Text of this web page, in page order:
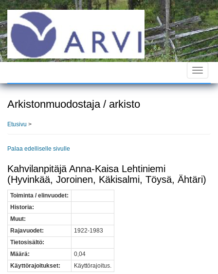
Hyppää
pääsisältöön
Toggle
Arkistonmuodostaja / arkisto
Etusivu >
Palaa edelliselle sivulle
Kahvilanpitäjä Anna-Kaisa Lehtiniemi
(Hyvinkää, Joroinen, Käkisalmi, Töysä, Ähtäri)
Toiminta / elinvuodet:
Historia:
Muut:
Rajavuodet:
1922-1983
Tietosisältö:
Määrä:
0,04
Käyttörajoitukset:
Käyttörajoitus.